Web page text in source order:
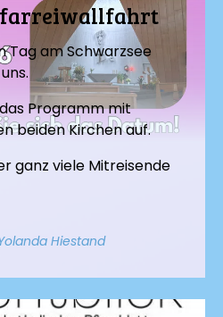
Tag am Schwarzsee
Programm mit
beiden Kirchen auf.
ganz viele Mitreisende
Hiestand